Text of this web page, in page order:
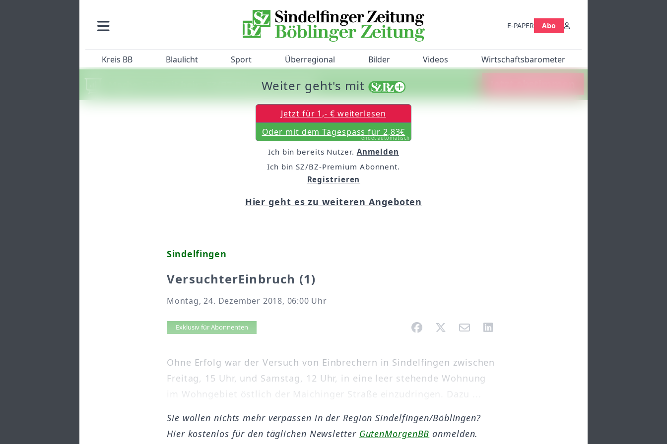
E-PAPER Abo
Kreis BB Blaulicht Sport Überregional Bilder Videos Wirtschaftsbarometer
Machen Sie mit beim SZ/BZ-Bürgerbarometer!
Sindelfingen
VersuchterEinbruch (1)
Montag, 24. Dezember 2018, 06:00 Uhr
Artikel vorlesen
Exklusiv für Abonnenten
Ohne Erfolg war der Versuch von Einbrechern in Sindelfingen zwischen
Freitag, 15 Uhr, und Samstag, 12 Uhr, in eine leer stehende Wohnung
im Wohngebiet östlich der Maichinger Straße einzudringen. Dazu ...
Weiter geht's mit
Jetzt für 1,- € weiterlesen
Oder mit dem Tagespass für 2,83€
endet automatisch
Ich bin bereits Nutzer. Anmelden
Ich bin SZ/BZ-Premium Abonnent.
Registrieren
Hier geht es zu weiteren Angeboten
Sie wollen nichts mehr verpassen in der Region Sindelfingen/Böblingen?
Hier kostenlos für den täglichen Newsletter GutenMorgenBB anmelden.